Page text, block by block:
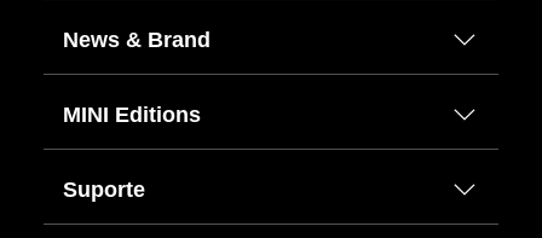
News & Brand
MINI Editions
Suporte